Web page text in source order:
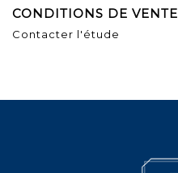
CONDITIONS DE VENTE
Contacter l'étude